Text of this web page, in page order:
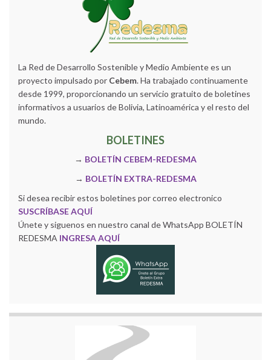
La Red de Desarrollo Sostenible y Medio Ambiente es un
proyecto impulsado por Cebem. Ha trabajado continuamente
desde 1999, proporcionando un servicio gratuito de boletines
informativos a usuarios de Bolivia, Latinoamérica y el resto del
mundo.
BOLETINES
→ BOLETÍN CEBEM-REDESMA
→ BOLETÍN EXTRA-REDESMA
Si desea recibir estos boletines por correo electronico
SUSCRÍBASE AQUÍ
Únete y siguenos en nuestro canal de WhatsApp BOLETÍN
REDESMA INGRESA AQUÍ